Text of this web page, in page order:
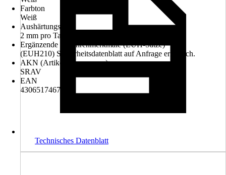
Farbton
Weiß
Aushärtungszeit
2 mm pro Tag
Ergänzende Gefahrenmerkmale (EUH-Sätze)
(EUH210) Sicherheitsdatenblatt auf Anfrage erhältlich.
AKN (Artikelkurznummer)
SRAV
EAN
4306517467913
Technisches Datenblatt